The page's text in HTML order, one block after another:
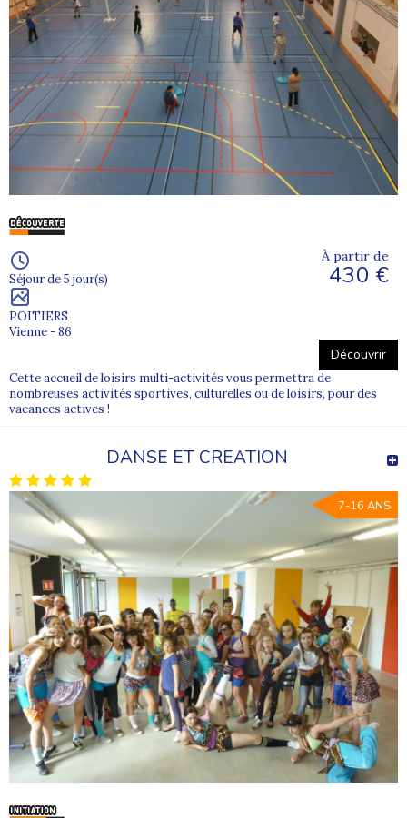
Séjour de 5 jour(s)
POITIERS
Vienne - 86
À partir de
430 €
Découvrir
Cette accueil de loisirs multi-activités vous permettra de
nombreuses activités sportives, culturelles ou de loisirs, pour des
vacances actives !
DANSE ET CREATION
7-16 ANS